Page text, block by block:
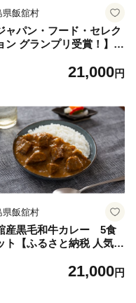
県飯舘村
ャパン・フード・セレク
ン グランプリ受賞！】飯
【ふるさと納税 人気 お
瓜 いいたて雪っ子かぼ
和牛 黒毛和牛 マイルド
ルト 保存 常備菜 福島
村 復興 ジャパンフード
クション 】 ITTAH011
21,000円
県飯舘村
産黒毛和牛カレー 5食
ト【ふるさと納税 人気
フカレー 和牛 黒毛和牛
21,000円